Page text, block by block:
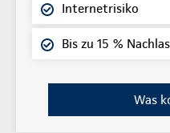
Internetrisiko
Bis zu 15 %
Was